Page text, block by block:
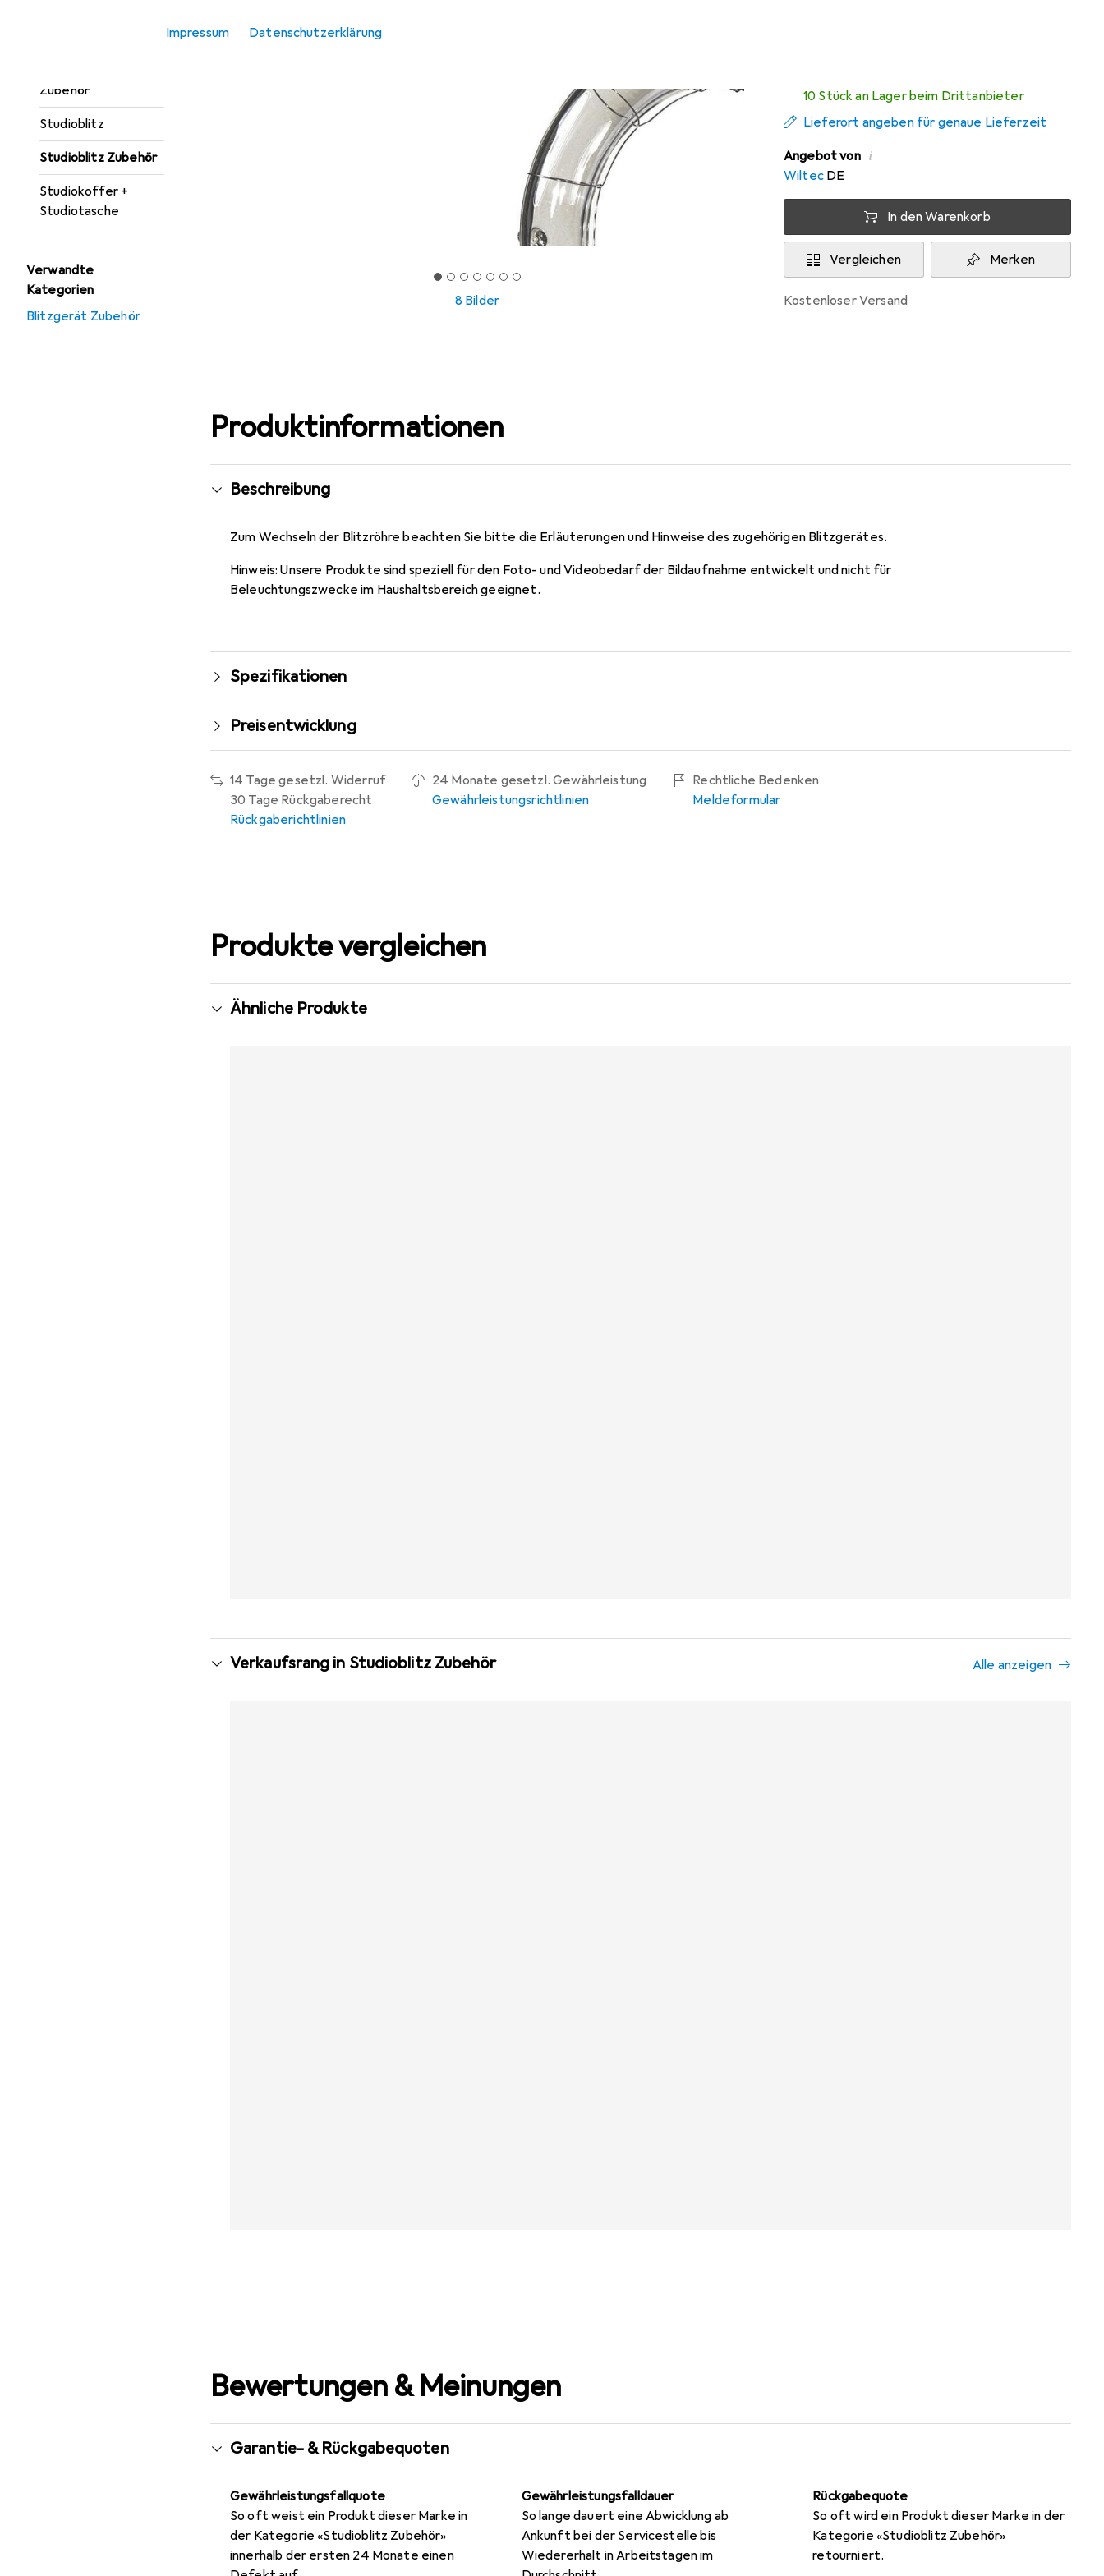
Impressum Datenschutzerklärung
Zubehör
Studioblitz
Studioblitz Zubehör
Studiokoffer +
Studiotasche
Verwandte
Kategorien
Blitzgerät Zubehör
8 Bilder
10 Stück an Lager beim Drittanbieter
Lieferort angeben für genaue Lieferzeit
Angebot von i
Wiltec DE
In den Warenkorb
Vergleichen Merken
kostenloser Versand
Produktinformationen
Beschreibung
Zum Wechseln der Blitzröhre beachten Sie bitte die Erläuterungen und Hinweise des zugehörigen Blitzgerätes.
Hinweis: Unsere Produkte sind speziell für den Foto- und Videobedarf der Bildaufnahme entwickelt und nicht für
Beleuchtungszwecke im Haushaltsbereich geeignet.
Spezifikationen
Preisentwicklung
14 Tage gesetzl. Widerruf
30 Tage Rückgaberecht
Rückgaberichtlinien
24 Monate gesetzl. Gewährleistung
Gewährleistungsrichtlinien
Rechtliche Bedenken
Meldeformular
Produkte vergleichen
Ähnliche Produkte
Verkaufsrang in Studioblitz Zubehör Alle anzeigen
Bewertungen & Meinungen
Garantie- & Rückgabequoten
Gewährleistungsfallquote
So oft weist ein Produkt dieser Marke in
der Kategorie «Studioblitz Zubehör»
innerhalb der ersten 24 Monate einen
Gewährleistungsfalldauer
So lange dauert eine Abwicklung ab
Ankunft bei der Servicestelle bis
Wiedererhalt in Arbeitstagen im
Rückgabequote
So oft wird ein Produkt dieser Marke in der
Kategorie «Studioblitz Zubehör»
retourniert.